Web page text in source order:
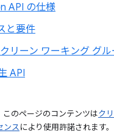
API の仕様
と要件
リーン ワーキング グル
API
のページのコンテンツはク
ンスにより使用許諾されます